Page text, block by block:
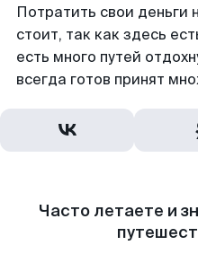
Потратить свои деньги
стоит, так как здесь
есть много путей
всегда готов принят
Часто летаете и